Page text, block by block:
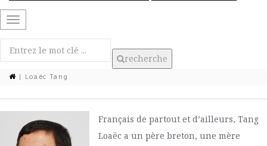
Basculer
la
navigation
recherche
| Loaëc Tang
Français de partout et d’ailleurs, Tang
Loaëc a un père breton, une mère